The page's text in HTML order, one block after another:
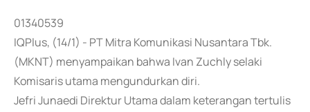
01340539
IQPlus, (14/1) - PT Mitra Komunikasi Nusantara Tbk.
(MKNT) menyampaikan bahwa Ivan Zuchly selaki
Komisaris utama mengundurkan diri.
Jefri Junaedi Direktur Utama dalam keterangan tertulis